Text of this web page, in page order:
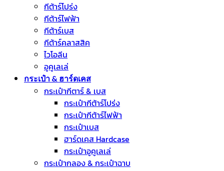
กีต้าร์โปร่ง
กีต้าร์ไฟฟ้า
กีต้าร์เบส
กีต้าร์คลาสสิค
ไวโอลีน
อูคูเลเล่
กระเป๋า & ฮาร์ดเคส
กระเป๋ากีตาร์ & เบส
กระเป๋ากีต้าร์โปร่ง
กระเป๋ากีต้าร์ไฟฟ้า
กระเป๋าเบส
ฮาร์ดเคส Hardcase
กระเป๋าอูคูเลเล่
กระเป๋ากลอง & กระเป๋าฉาบ